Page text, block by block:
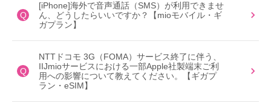
Q
[iPhone]海外で音声通話（SMS）が利用できませ
ん、どうしたらいいですか？【mioモバイル・ギ
ガプラン】
Q
NTTドコモ 3G（FOMA）サービス終了に伴う、
IIJmioサービスにおける一部Apple社製端末ご利
用への影響について教えてください。【ギガプ
ラン・eSIM】